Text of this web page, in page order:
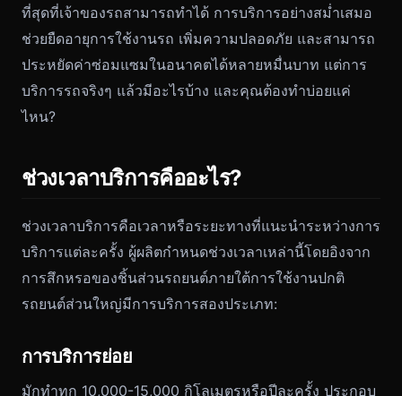
ที่สุดที่เจ้าของรถสามารถทำได้ การบริการอย่างสม่ำเสมอ
ช่วยยืดอายุการใช้งานรถ เพิ่มความปลอดภัย และสามารถ
ประหยัดค่าซ่อมแซมในอนาคตได้หลายหมื่นบาท แต่การ
บริการรถจริงๆ แล้วมีอะไรบ้าง และคุณต้องทำบ่อยแค่
ไหน?
ช่วงเวลาบริการคืออะไร?
ช่วงเวลาบริการคือเวลาหรือระยะทางที่แนะนำระหว่างการ
บริการแต่ละครั้ง ผู้ผลิตกำหนดช่วงเวลาเหล่านี้โดยอิงจาก
การสึกหรอของชิ้นส่วนรถยนต์ภายใต้การใช้งานปกติ
รถยนต์ส่วนใหญ่มีการบริการสองประเภท:
การบริการย่อย
มักทำทุก 10,000-15,000 กิโลเมตรหรือปีละครั้ง ประกอบ